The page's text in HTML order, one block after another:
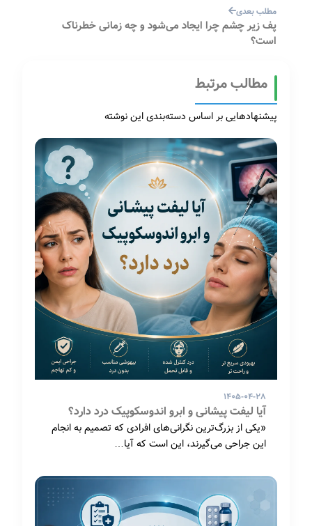
مطلب بعدی
پف زیر چشم چرا ایجاد می‌شود و چه زمانی خطرناک
است؟
مطالب مرتبط
پیشنهادهایی بر اساس دسته‌بندی این نوشته
۱۴۰۵-۰۴-۲۸
آیا لیفت پیشانی و ابرو اندوسکوپیک درد دارد؟
«یکی از بزرگ‌ترین نگرانی‌های افرادی که تصمیم به انجام
این جراحی می‌گیرند، این است که آیا…